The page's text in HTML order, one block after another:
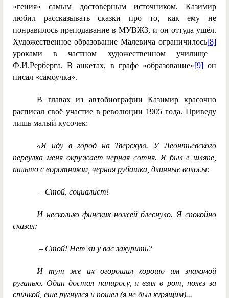
«гения» самым достоверным источником. Казимир
любил рассказывать сказки про то, как ему не
понравилось преподавание в МУВЖЗ, и он оттуда ушёл.
Художественное образование Малевича ограничилось[8]
уроками в частном художественном училище
Ф.И.Рерберга. В анкетах, в графе «образование»[9]он
писал «самоучка».
В главах из автобиографии Казимир красочно
расписал своё участие в революции 1905 года. Приведу
лишь малый кусочек:
«Я иду в город на Тверскую. У Леонтьевского
переулка меня окружает черная сотня. Я был в шляпе,
пальто с воротником, черная рубашка, длинные волосы:
– Стой, социалист!
И несколько финских ножей блеснуло. Я спокойно
сказал:
– Стой! Нет ли у вас закурить?
И тут же их огорошил хорошо им знакомой
руганью. Один достал папиросу, я взял в рот, полез за
спичкой, еще ругнулся и пошел (я не был курящим)...